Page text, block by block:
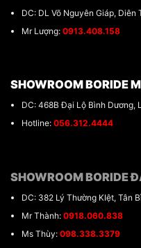
DC: DL Võ Nguyên Giáp, Diên
Mr Lượng: 0913.408.158
SHOWROOM BORIDE
DC: 468B Đại Lộ Bình Dương,
Hotline: 056.312.4444
SHOWROOM BORIDE
DC: 382 Lý Thường KIệt, Tân
Mr Thành: 0918.060.838
Ms Thùy: 098.338.3379